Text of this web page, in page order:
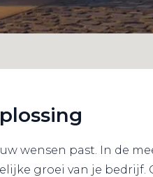
wensen past. In de
groei van je